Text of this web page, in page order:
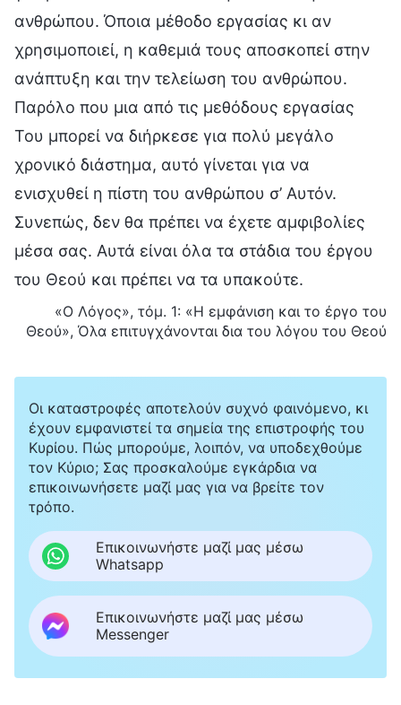
ανθρώπου. Όποια μέθοδο εργασίας κι αν
χρησιμοποιεί, η καθεμιά τους αποσκοπεί στην
ανάπτυξη και την τελείωση του ανθρώπου.
Παρόλο που μια από τις μεθόδους εργασίας
Του μπορεί να διήρκεσε για πολύ μεγάλο
χρονικό διάστημα, αυτό γίνεται για να
ενισχυθεί η πίστη του ανθρώπου σ’ Αυτόν.
Συνεπώς, δεν θα πρέπει να έχετε αμφιβολίες
μέσα σας. Αυτά είναι όλα τα στάδια του έργου
του Θεού και πρέπει να τα υπακούτε.
«Ο Λόγος», τόμ. 1: «Η εμφάνιση και το έργο του
Θεού», Όλα επιτυγχάνονται δια του λόγου του Θεού
Οι καταστροφές αποτελούν συχνό φαινόμενο, κι
έχουν εμφανιστεί τα σημεία της επιστροφής του
Κυρίου. Πώς μπορούμε, λοιπόν, να υποδεχθούμε
τον Κύριο; Σας προσκαλούμε εγκάρδια να
επικοινωνήσετε μαζί μας για να βρείτε τον
τρόπο.
Επικοινωνήστε μαζί μας μέσω
Whatsapp
Επικοινωνήστε μαζί μας μέσω
Messenger